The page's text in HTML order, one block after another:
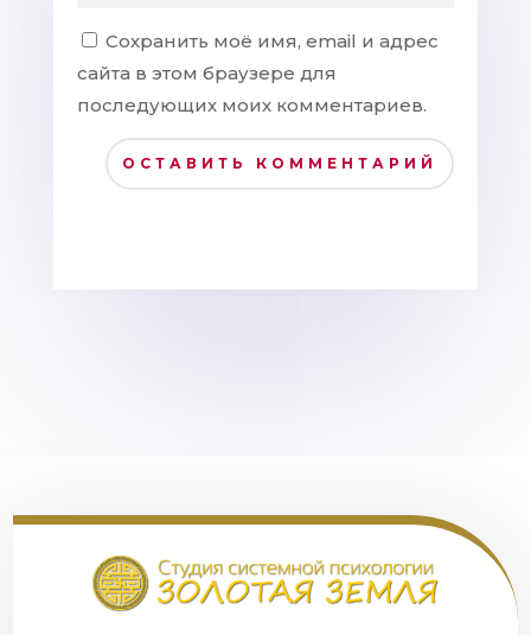
Сохранить моё имя, email и адрес
сайта в этом браузере для
последующих моих комментариев.
ОСТАВИТЬ КОММЕНТАРИЙ